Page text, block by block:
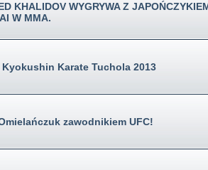
KHALIDOV WYGRYWA Z
W MMA.
Kyokushin Karate Tuchola 2013
zawodnikiem UFC!